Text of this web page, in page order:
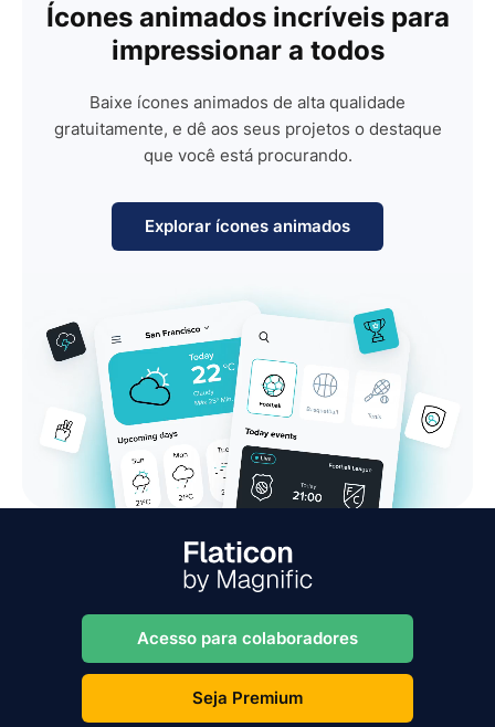
Ícones animados incríveis para
impressionar a todos
Baixe ícones animados de alta qualidade
gratuitamente, e dê aos seus projetos o destaque
que você está procurando.
Explorar ícones animados
Acesso para colaboradores
Seja Premium